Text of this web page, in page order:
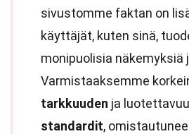
sivustomme faktan on
käyttäjät, kuten sinä,
monipuolisia näkemyksiä
Varmistaaksemme
tarkkuuden ja
standardit,